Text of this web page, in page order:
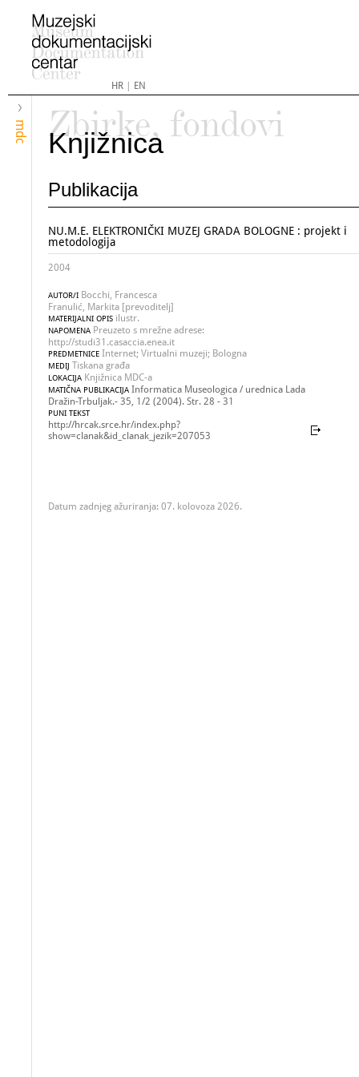
HR| EN
mdc
Zbirke, fondovi
Knjižnica
Publikacija
NU.M.E. ELEKTRONIČKI MUZEJ GRADA BOLOGNE : projekt i
metodologija
2004
AUTOR/I Bocchi, Francesca
Franulić, Markita [prevoditelj]
MATERIJALNI OPIS ilustr.
NAPOMENA Preuzeto s mrežne adrese:
http://studi31.casaccia.enea.it
PREDMETNICE Internet; Virtualni muzeji; Bologna
MEDIJ Tiskana građa
LOKACIJA Knjižnica MDC-a
MATIČNA PUBLIKACIJA Informatica Museologica / urednica Lada
Dražin-Trbuljak.- 35, 1/2 (2004). Str. 28 - 31
PUNI TEKST
http://hrcak.srce.hr/index.php?
show=clanak&id_clanak_jezik=207053
Datum zadnjeg ažuriranja: 07. kolovoza 2026.